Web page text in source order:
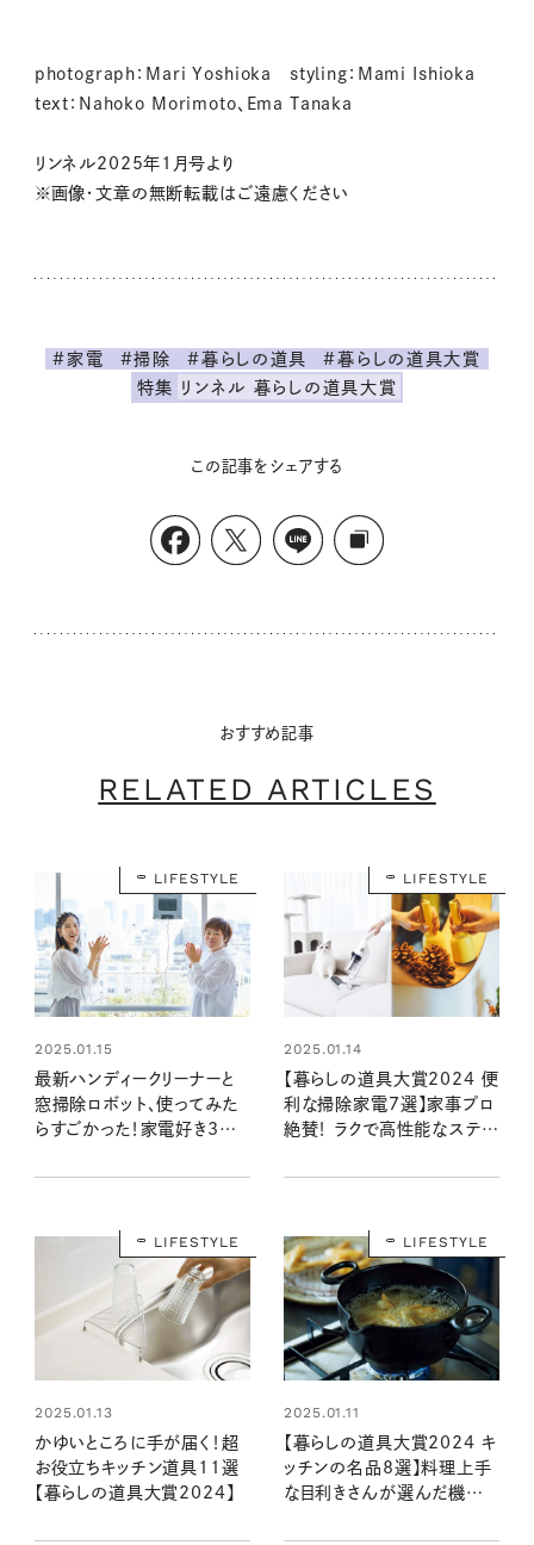
photograph：Mari Yoshioka styling：Mami Ishioka
text：Nahoko Morimoto、Ema Tanaka
リンネル2025年1月号より
※画像・文章の無断転載はご遠慮ください
#家電 #掃除 #暮らしの道具
#暮らしの道具大賞
特集
リンネル 暮らしの道具大賞
この記事をシェアする
おすすめ記事
RELATED ARTICLES
LIFESTYLE
2025.01.15
最新ハンディークリーナーと
窓掃除ロボット、使ってみた
らすごかった！家電好き3人
2024】
LIFESTYLE
2025.01.14
【暮らしの道具大賞2024 便
利な掃除家電7選】家事プロ
絶賛！ ラクで高性能なステッ
ーなど
LIFESTYLE
2025.01.13
かゆいところに手が届く！超
お役立ちキッチン道具11選
【暮らしの道具大賞2024】
LIFESTYLE
2025.01.11
【暮らしの道具大賞2024 キ
ッチンの名品8選】料理上手
な目利きさんが選んだ機能